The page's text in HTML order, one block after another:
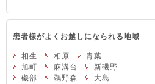
患者様がよくお越しになられる地域
相生 相原
青葉
旭町
麻溝台
新磯野
磯部
鵜野森
大島